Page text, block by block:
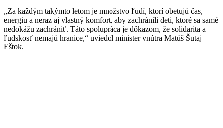
„Za každým takýmto letom je množstvo ľudí, ktorí obetujú čas,
energiu a neraz aj vlastný komfort, aby zachránili deti, ktoré sa samé
nedokážu zachrániť. Táto spolupráca je dôkazom, že solidarita a
ľudskosť nemajú hranice,“ uviedol minister vnútra Matúš Šutaj
Eštok.